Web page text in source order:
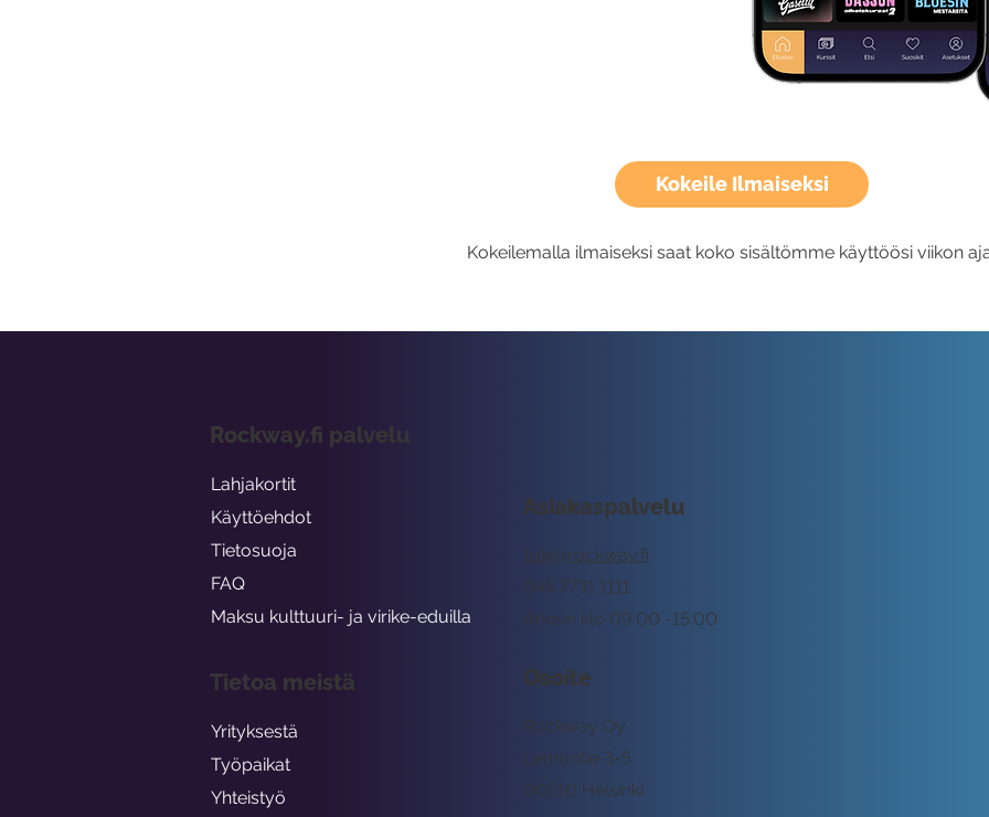
Kokeile Ilmaiseksi
Kokeilemalla ilmaiseksi saat koko sisältömme käyttöösi viikon
Asiakaspalvelu
tuki@rockway.fi
Arkisin klo 09:00 -15:00
045 7731 1111
Osoite
Rockway Oy
Lemuntie 3-5
00510 Helsinki
Rockway.fi palvelu
Lahjakortit
Käyttöehdot
Tietosuoja
FAQ
Maksu kulttuuri- ja virike-eduilla
Tietoa meistä
Yrityksestä
Työpaikat
Yhteistyö